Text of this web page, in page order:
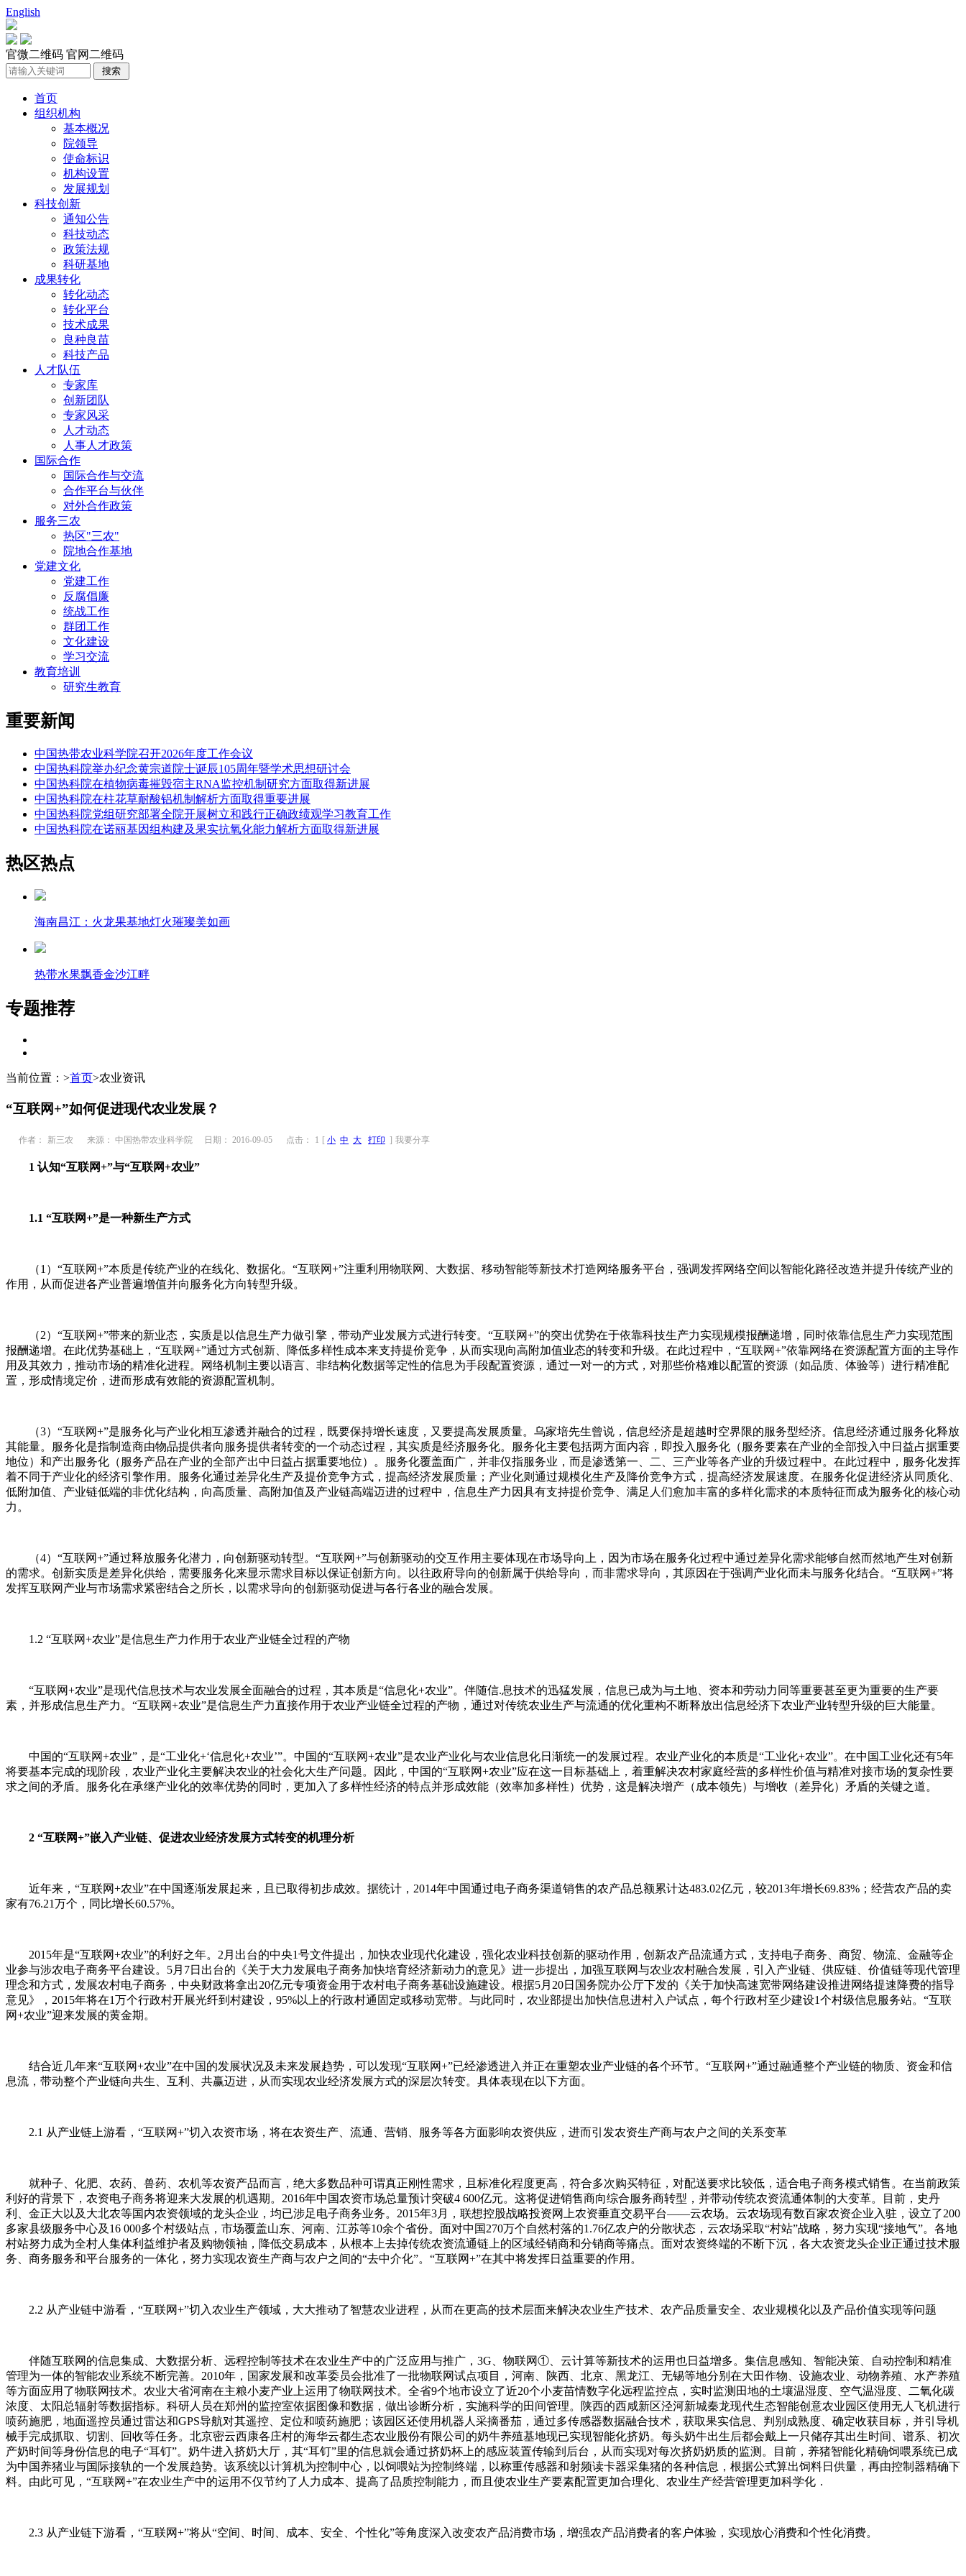
English
官微二维码 官网二维码
首页
组织机构
基本概况
院领导
使命标识
机构设置
发展规划
科技创新
通知公告
科技动态
政策法规
科研基地
成果转化
转化动态
转化平台
技术成果
良种良苗
科技产品
人才队伍
专家库
创新团队
专家风采
人才动态
人事人才政策
国际合作
国际合作与交流
合作平台与伙伴
对外合作政策
服务三农
热区"三农"
院地合作基地
党建文化
党建工作
反腐倡廉
统战工作
群团工作
文化建设
学习交流
教育培训
研究生教育
重要新闻
中国热带农业科学院召开2026年度工作会议
中国热科院举办纪念黄宗道院士诞辰105周年暨学术思想研讨会
中国热科院在植物病毒摧毁宿主RNA监控机制研究方面取得新进展
中国热科院在柱花草耐酸铝机制解析方面取得重要进展
中国热科院党组研究部署全院开展树立和践行正确政绩观学习教育工作
中国热科院在诺丽基因组构建及果实抗氧化能力解析方面取得新进展
热区热点
海南昌江：火龙果基地灯火璀璨美如画
热带水果飘香金沙江畔
专题推荐
当前位置： >首页>农业资讯
“互联网+”如何促进现代农业发展？
作者： 新三农 来源： 中国热带农业科学院 日期： 2016-09-05 点击： 1 [ 小 中 大 打印 ] 我要分享
1 认知“互联网+”与“互联网+农业”
1.1 “互联网+”是一种新生产方式
（1）“互联网+”本质是传统产业的在线化、数据化。“互联网+”注重利用物联网、大数据、移动智能等新技术打造网络服务平台，强调发挥网络空间以智能化路径改造并提升传统产业的
作用，从而促进各产业普遍增值并向服务化方向转型升级。
（2）“互联网+”带来的新业态，实质是以信息生产力做引擎，带动产业发展方式进行转变。“互联网+”的突出优势在于依靠科技生产力实现规模报酬递增，同时依靠信息生产力实现范围
报酬递增。在此优势基础上，“互联网+”通过方式创新、降低多样性成本来支持提价竞争，从而实现向高附加值业态的转变和升级。在此过程中，“互联网+”依靠网络在资源配置方面的主导作
用及其效力，推动市场的精准化进程。网络机制主要以语言、非结构化数据等定性的信息为手段配置资源，通过一对一的方式，对那些价格难以配置的资源（如品质、体验等）进行精准配
置，形成情境定价，进而形成有效能的资源配置机制。
（3）“互联网+”是服务化与产业化相互渗透并融合的过程，既要保持增长速度，又要提高发展质量。乌家培先生曾说，信息经济是超越时空界限的服务型经济。信息经济通过服务化释放
其能量。服务化是指制造商由物品提供者向服务提供者转变的一个动态过程，其实质是经济服务化。服务化主要包括两方面内容，即投入服务化（服务要素在产业的全部投入中日益占据重要
地位）和产出服务化（服务产品在产业的全部产出中日益占据重要地位）。服务化覆盖面广，并非仅指服务业，而是渗透第一、二、三产业等各产业的升级过程中。在此过程中，服务化发挥
着不同于产业化的经济引擎作用。服务化通过差异化生产及提价竞争方式，提高经济发展质量；产业化则通过规模化生产及降价竞争方式，提高经济发展速度。在服务化促进经济从同质化、
低附加值、产业链低端的非优化结构，向高质量、高附加值及产业链高端迈进的过程中，信息生产力因具有支持提价竞争、满足人们愈加丰富的多样化需求的本质特征而成为服务化的核心动
力。
（4）“互联网+”通过释放服务化潜力，向创新驱动转型。“互联网+”与创新驱动的交互作用主要体现在市场导向上，因为市场在服务化过程中通过差异化需求能够自然而然地产生对创新
的需求。创新实质是差异化供给，需要服务化来显示需求目标以保证创新方向。以往政府导向的创新属于供给导向，而非需求导向，其原因在于强调产业化而未与服务化结合。“互联网+”将
发挥互联网产业与市场需求紧密结合之所长，以需求导向的创新驱动促进与各行各业的融合发展。
1.2 “互联网+农业”是信息生产力作用于农业产业链全过程的产物
“互联网+农业”是现代信息技术与农业发展全面融合的过程，其本质是“信息化+农业”。伴随信.息技术的迅猛发展，信息已成为与土地、资本和劳动力同等重要甚至更为重要的生产要
素，并形成信息生产力。“互联网+农业”是信息生产力直接作用于农业产业链全过程的产物，通过对传统农业生产与流通的优化重构不断释放出信息经济下农业产业转型升级的巨大能量。
中国的“互联网+农业”，是“工业化+‘信息化+农业’”。中国的“互联网+农业”是农业产业化与农业信息化日渐统一的发展过程。农业产业化的本质是“工业化+农业”。在中国工业化还有5年
将要基本完成的现阶段，农业产业化主要解决农业的社会化大生产问题。因此，中国的“互联网+农业”应在这一目标基础上，着重解决农村家庭经营的多样性价值与精准对接市场的复杂性要
求之间的矛盾。服务化在承继产业化的效率优势的同时，更加入了多样性经济的特点并形成效能（效率加多样性）优势，这是解决增产（成本领先）与增收（差异化）矛盾的关键之道。
2 “互联网+”嵌入产业链、促进农业经济发展方式转变的机理分析
近年来，“互联网+农业”在中国逐渐发展起来，且已取得初步成效。据统计，2014年中国通过电子商务渠道销售的农产品总额累计达483.02亿元，较2013年增长69.83%；经营农产品的卖
家有76.21万个，同比增长60.57%。
2015年是“互联网+农业”的利好之年。2月出台的中央1号文件提出，加快农业现代化建设，强化农业科技创新的驱动作用，创新农产品流通方式，支持电子商务、商贸、物流、金融等企
业参与涉农电子商务平台建设。5月7日出台的《关于大力发展电子商务加快培育经济新动力的意见》进一步提出，加强互联网与农业农村融合发展，引入产业链、供应链、价值链等现代管理
理念和方式，发展农村电子商务，中央财政将拿出20亿元专项资金用于农村电子商务基础设施建设。根据5月20日国务院办公厅下发的《关于加快高速宽带网络建设推进网络提速降费的指导
意见》，2015年将在1万个行政村开展光纤到村建设，95%以上的行政村通固定或移动宽带。与此同时，农业部提出加快信息进村入户试点，每个行政村至少建设1个村级信息服务站。“互联
网+农业”迎来发展的黄金期。
结合近几年来“互联网+农业”在中国的发展状况及未来发展趋势，可以发现“互联网+”已经渗透进入并正在重塑农业产业链的各个环节。“互联网+”通过融通整个产业链的物质、资金和信
息流，带动整个产业链向共生、互利、共赢迈进，从而实现农业经济发展方式的深层次转变。具体表现在以下方面。
2.1 从产业链上游看，“互联网+”切入农资市场，将在农资生产、流通、营销、服务等各方面影响农资供应，进而引发农资生产商与农户之间的关系变革
就种子、化肥、农药、兽药、农机等农资产品而言，绝大多数品种可谓真正刚性需求，且标准化程度更高，符合多次购买特征，对配送要求比较低，适合电子商务模式销售。在当前政策
利好的背景下，农资电子商务将迎来大发展的机遇期。2016年中国农资市场总量预计突破4 600亿元。这将促进销售商向综合服务商转型，并带动传统农资流通体制的大变革。目前，史丹
利、金正大以及大北农等国内农资领域的龙头企业，均已涉足电子商务业务。2015年3月，联想控股战略投资网上农资垂直交易平台——云农场。云农场现有数百家农资企业入驻，设立了200
多家县级服务中心及16 000多个村级站点，市场覆盖山东、河南、江苏等10余个省份。面对中国270万个自然村落的1.76亿农户的分散状态，云农场采取“村站”战略，努力实现“接地气”。各地
村站努力成为全村人集体利益维护者及购物领袖，降低交易成本，从根本上去掉传统农资流通链上的区域经销商和分销商等痛点。面对农资终端的不断下沉，各大农资龙头企业正通过技术服
务、商务服务和平台服务的一体化，努力实现农资生产商与农户之间的“去中介化”。“互联网+”在其中将发挥日益重要的作用。
2.2 从产业链中游看，“互联网+”切入农业生产领域，大大推动了智慧农业进程，从而在更高的技术层面来解决农业生产技术、农产品质量安全、农业规模化以及产品价值实现等问题
伴随互联网的信息集成、大数据分析、远程控制等技术在农业生产中的广泛应用与推广，3G、物联网①、云计算等新技术的运用也日益增多。集信息感知、智能决策、自动控制和精准
管理为一体的智能农业系统不断完善。2010年，国家发展和改革委员会批准了一批物联网试点项目，河南、陕西、北京、黑龙江、无锡等地分别在大田作物、设施农业、动物养殖、水产养殖
等方面应用了物联网技术。农业大省河南在主粮小麦产业上运用了物联网技术。全省9个地市设立了近20个小麦苗情数字化远程监控点，实时监测田地的土壤温湿度、空气温湿度、二氧化碳
浓度、太阳总辐射等数据指标。科研人员在郑州的监控室依据图像和数据，做出诊断分析，实施科学的田间管理。陕西的西咸新区泾河新城秦龙现代生态智能创意农业园区使用无人飞机进行
喷药施肥，地面遥控员通过雷达和GPS导航对其遥控、定位和喷药施肥；该园区还使用机器人采摘番茄，通过多传感器数据融合技术，获取果实信息、判别成熟度、确定收获目标，并引导机
械手完成抓取、切割、回收等任务。北京密云西康各庄村的海华云都生态农业股份有限公司的奶牛养殖基地现已实现智能化挤奶。每头奶牛出生后都会戴上一只储存其出生时间、谱系、初次
产奶时间等身份信息的电子“耳钉”。奶牛进入挤奶大厅，其“耳钉”里的信息就会通过挤奶杯上的感应装置传输到后台，从而实现对每次挤奶奶质的监测。目前，养猪智能化精确饲喂系统已成
为中国养猪业与国际接轨的一个发展趋势。该系统以计算机为控制中心，以饲喂站为控制终端，以称重传感器和射频读卡器采集猪的各种信息，根据公式算出饲料日供量，再由控制器精确下
料。由此可见，“互联网+”在农业生产中的运用不仅节约了人力成本、提高了品质控制能力，而且使农业生产要素配置更加合理化、农业生产经营管理更加科学化．
2.3 从产业链下游看，“互联网+”将从“空间、时间、成本、安全、个性化”等角度深入改变农产品消费市场，增强农产品消费者的客户体验，实现放心消费和个性化消费。